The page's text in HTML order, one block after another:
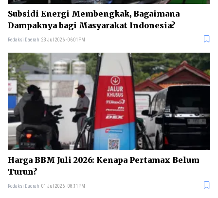
Subsidi Energi Membengkak, Bagaimana
Dampaknya bagi Masyarakat Indonesia?
Redaksi Daerah 23 Jul 2026 - 06:01PM
Harga BBM Juli 2026: Kenapa Pertamax Belum
Turun?
Redaksi Daerah 01 Jul 2026 - 08:11PM